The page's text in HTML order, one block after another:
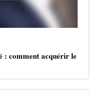
: comment acquérir le